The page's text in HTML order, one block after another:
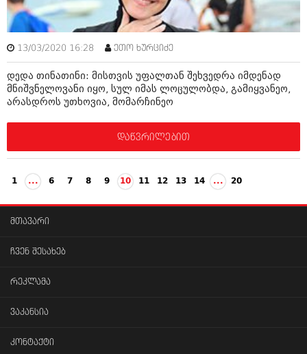
13/03/2020 16:28 ეთო ხურციძე
დედა თინათინი: მისთვის უფალთან შეხვედრა იმდენად
მნიშვნელოვანი იყო, სულ იმას ლოცულობდა, გამიყვანეო,
არასდროს უთხოვია, მომარჩინეო
დაწვრილებით
1 ... 6 7 8 9 10 11 12 13 14 ... 20
მთავარი
ჩვენ შესახებ
რეკლამა
ვაკანსია
კონტაქტი